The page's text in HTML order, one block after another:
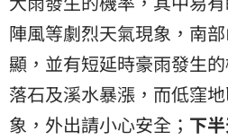
陣風等劇烈天氣現象，南
顯，並有短延時豪雨發生
落石及溪水暴漲，而低窪
象，外出請小心安全； 下